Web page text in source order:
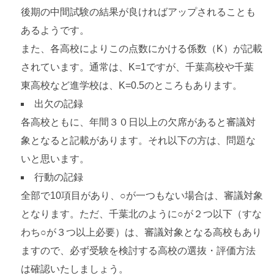
後期の中間試験の結果が良ければアップされることも
あるようです。
また、各高校によりこの点数にかける係数（K）が記載
されています。通常は、K=1ですが、千葉高校や千葉
東高校など進学校は、K=0.5のところもあります。
出欠の記録
各高校ともに、年間３０日以上の欠席があると審議対
象となると記載があります。それ以下の方は、問題な
いと思います。
行動の記録
全部で10項目があり、○が一つもない場合は、審議対象
となります。ただ、千葉北のように○が２つ以下（すな
わち○が３つ以上必要）は、審議対象となる高校もあり
ますので、必ず受験を検討する高校の選抜・評価方法
は確認いたしましょう。